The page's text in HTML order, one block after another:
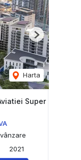
Harta
Next
Super
2021